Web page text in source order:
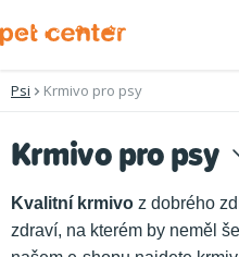
na
Psi Krmivo pro psy
Krmivo pro psy
Kvalitní krmivo z dobrého
zdraví, na kterém by neměl